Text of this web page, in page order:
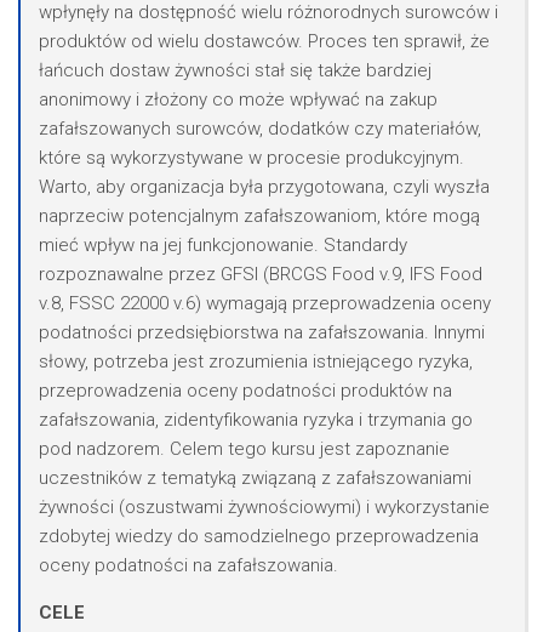
wpłynęły na dostępność wielu różnorodnych surowców i
produktów od wielu dostawców. Proces ten sprawił, że
łańcuch dostaw żywności stał się także bardziej
anonimowy i złożony co może wpływać na zakup
zafałszowanych surowców, dodatków czy materiałów,
które są wykorzystywane w procesie produkcyjnym.
Warto, aby organizacja była przygotowana, czyli wyszła
naprzeciw potencjalnym zafałszowaniom, które mogą
mieć wpływ na jej funkcjonowanie. Standardy
rozpoznawalne przez GFSI (BRCGS Food v.9, IFS Food
v.8, FSSC 22000 v.6) wymagają przeprowadzenia oceny
podatności przedsiębiorstwa na zafałszowania. Innymi
słowy, potrzeba jest zrozumienia istniejącego ryzyka,
przeprowadzenia oceny podatności produktów na
zafałszowania, zidentyfikowania ryzyka i trzymania go
pod nadzorem. Celem tego kursu jest zapoznanie
uczestników z tematyką związaną z zafałszowaniami
żywności (oszustwami żywnościowymi) i wykorzystanie
zdobytej wiedzy do samodzielnego przeprowadzenia
oceny podatności na zafałszowania.
CELE